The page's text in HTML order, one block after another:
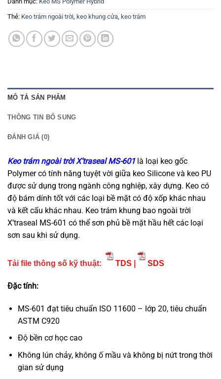
Thẻ: Keo trám ngoài trời, keo khung cửa, keo trám
MÔ TẢ SẢN PHẨM
THÔNG TIN BỔ SUNG
ĐÁNH GIÁ (0)
Keo trám ngoài trời X’traseal MS-601là loại keo gốc
Polymer có tính năng tuyệt vời giữa keo Silicone và keo PU
được sử dụng trong ngành công nghiệp, xây dựng. Keo có
độ bám dính tốt với các loại bề mặt có độ xốp khác nhau
và kết cấu khác nhau. Keo trám khung bao ngoài trời
X’traseal MS-601 có thể sơn phủ bề mặt hầu hết các loại
sơn sau khi sử dụng.
Tải file thông số kỹ thuật: TDS SDS
Đặc tính:
MS-601 đạt tiêu chuẩn ISO 11600 – lớp 20, tiêu chuẩn
ASTM C920
Độ bền cơ học cao
Không lún chảy, không ố mầu và không bị nứt trong thời
gian sử dụng